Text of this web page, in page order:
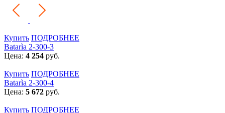
Купить ПОДРОБНЕЕ
Batarìa 2-300-3
Цена: 4 254 руб.
Купить ПОДРОБНЕЕ
Batarìa 2-300-4
Цена: 5 672 руб.
Купить ПОДРОБНЕЕ